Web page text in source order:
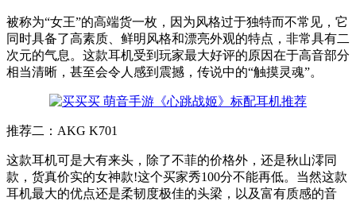
被称为“女王”的高端货一枚，因为风格过于独特而不常见，它
同时具备了高素质、鲜明风格和漂亮外观的特点，非常具有二
次元的气息。这款耳机受到玩家最大好评的原因在于高音部分
相当清晰，甚至会令人感到震撼，传说中的“触摸灵魂”。
推荐二：AKG K701
这款耳机可是大有来头，除了不菲的价格外，还是秋山澪同
款，货真价实的女神款!这个买家秀100分不能再低。当然这款
耳机最大的优点还是柔韧度极佳的头梁，以及富有质感的音